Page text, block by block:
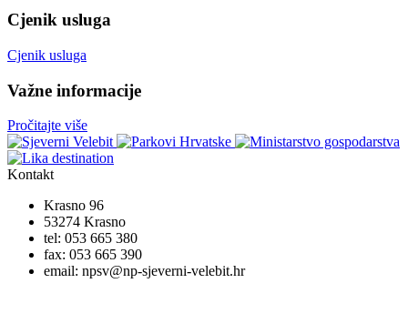
Cjenik usluga
Cjenik usluga
Važne informacije
Pročitajte više
Kontakt
Krasno 96
53274 Krasno
tel: 053 665 380
fax: 053 665 390
email: npsv@np-sjeverni-velebit.hr